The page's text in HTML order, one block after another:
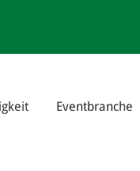
Eventbranche